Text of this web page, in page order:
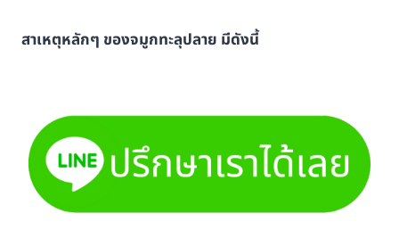
สาเหตุหลักๆ ของจมูกทะลุปลาย มีดังนี้